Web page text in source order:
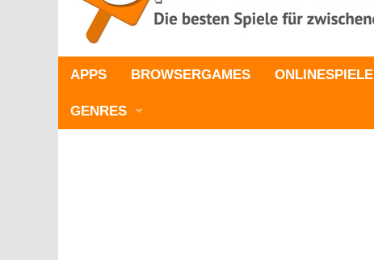
APPS BROWSERGAMES ONLINESPIELE
GENRES